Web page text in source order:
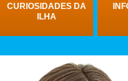
CURIOSIDADES DA
ILHA